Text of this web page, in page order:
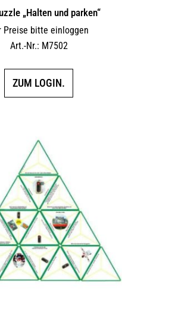
„Halten und parken“
Preise bitte einloggen
Art.-Nr.: M7502
ZUM LOGIN.